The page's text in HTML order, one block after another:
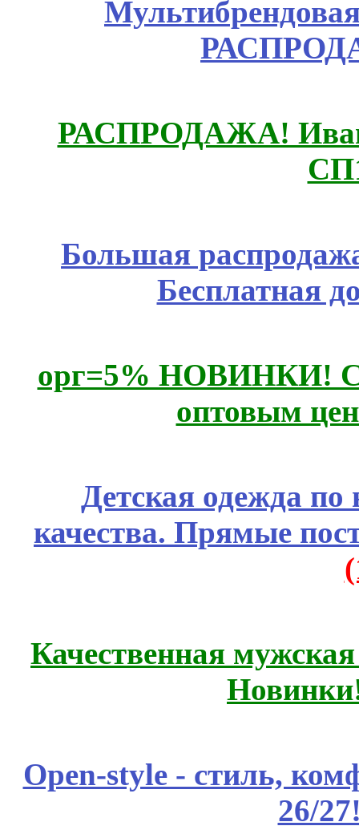
РАСПРОДАЖА!
Большая
Бесплатная
орг=5% НОВИНКИ!
оптовым
Детская одежда
качества. Прямые
Качественная
Open-style - стиль,
26/